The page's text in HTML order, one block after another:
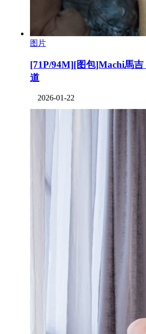
图片
[71P/94M][图包]Machi馬
道
2026-01-22